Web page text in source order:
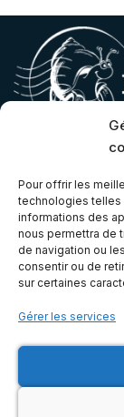
Pour offrir les
technologies telles
informations des
nous permettra de
de navigation ou
consentir ou de
sur certaines
Gérer les services
(+33) 07 66 68
Atelier &
6E, Zone
d'Armor
© 2026 Le